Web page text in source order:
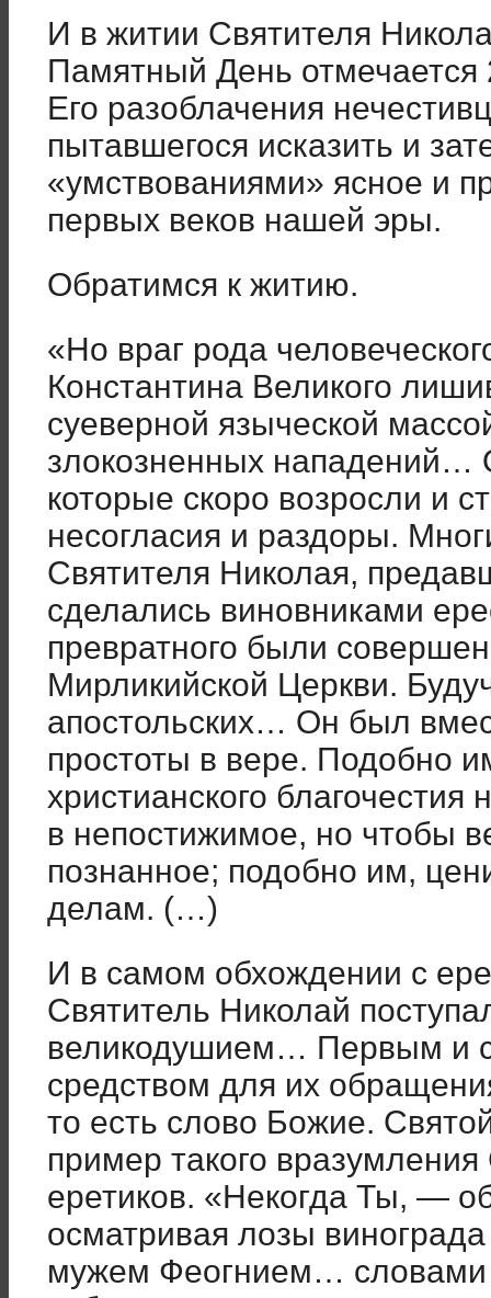
И в житии Святителя
Памятный День отмечается
Его разоблачения
пытавшегося исказить и
«умствованиями» ясное и
первых веков нашей эры.
Обратимся к житию.
«Но враг рода
Константина Великого
суеверной языческой
злокозненных нападений…
которые скоро возросли и
несогласия и раздоры.
Святителя Николая,
сделались виновниками
превратного были
Мирликийской Церкви.
апостольских… Он был
простоты в вере. Подобно
христианского благочестия
в непостижимое, но чтобы
познанное; подобно им,
делам. (…)
И в самом обхождении с
Святитель Николай
великодушием… Первым и
средством для их
то есть слово Божие.
пример такого
еретиков. «Некогда Ты, —
осматривая лозы
мужем Феогнием… словами